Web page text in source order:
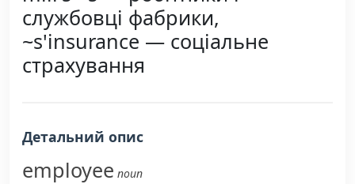
службовці фабрики,
~s'insurance — соціальне
страхування
Детальний опис
employee noun